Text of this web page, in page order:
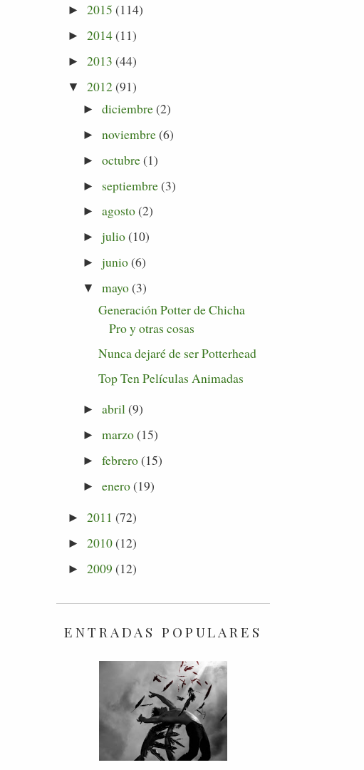
► 2015 (114)
► 2014(11)
► 2013 (44)
▼ 2012(91)
►diciembre(2)
►noviembre(6)
►octubre(1)
► septiembre(3)
►agosto(2)
►julio(10)
►junio(6)
▼ mayo(3)
Generación Potter de Chicha
Pro y otras cosas
Nunca dejaré de ser Potterhead
Top Ten Películas Animadas
►abril(9)
►marzo(15)
►febrero(15)
►enero(19)
► 2011 (72)
► 2010(12)
► 2009 (12)
ENTRADAS POPULARES